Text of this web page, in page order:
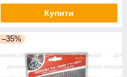
Купити
–35%